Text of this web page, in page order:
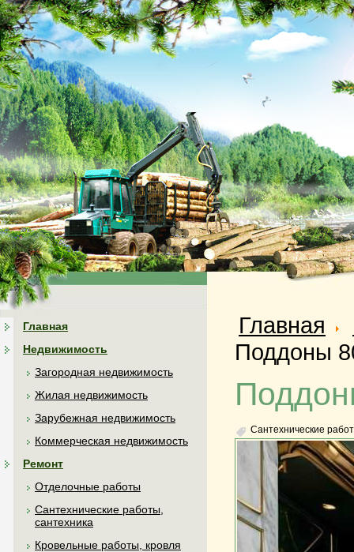
Главная
Недвижимость
Загородная недвижимость
Жилая недвижимость
Зарубежная недвижимость
Коммерческая недвижимость
Ремонт
Отделочные работы
Сантехнические работы,
сантехника
Кровельные работы, кровля
Главная
Поддоны
Сантехнические